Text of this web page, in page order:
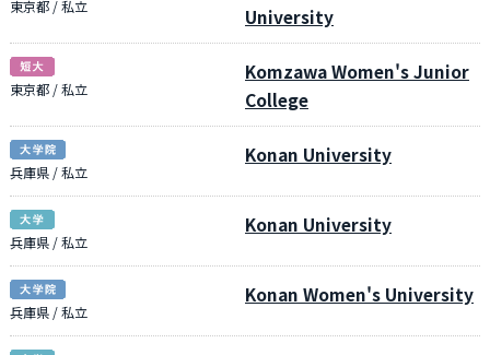
東京都 / 私立
University
東京都 / 私立
Komzawa Women's Junior
College
兵庫県 / 私立
Konan University
兵庫県 / 私立
Konan University
兵庫県 / 私立
Konan Women's University